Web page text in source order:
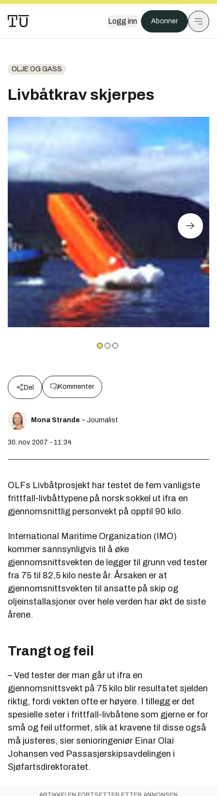
Logg inn Abonner
OLJE OG GASS
Livbåtkrav skjerpes
Del Kommenter
Mona Strande – Journalist
30. nov. 2007 - 11:34
OLFs Livbåtprosjekt har testet de fem vanligste
frittfall-livbåttypene på norsk sokkel ut ifra en
gjennomsnittlig personvekt på opptil 90 kilo.
International Maritime Organization (IMO)
kommer sannsynligvis til å øke
gjennomsnittsvekten de legger til grunn ved tester
fra 75 til 82,5 kilo neste år. Årsaken er at
gjennomsnittsvekten til ansatte på skip og
oljeinstallasjoner over hele verden har økt de siste
årene.
Trangt og feil
– Ved tester der man går ut ifra en
gjennomsnittsvekt på 75 kilo blir resultatet sjelden
riktig, fordi vekten ofte er høyere. I tillegg er det
spesielle seter i frittfall-livbåtene som gjerne er for
små og feil utformet, slik at kravene til disse også
må justeres, sier senioringeniør Einar Olai
Johansen ved Passasjerskipsavdelingen i
Sjøfartsdirektoratet.